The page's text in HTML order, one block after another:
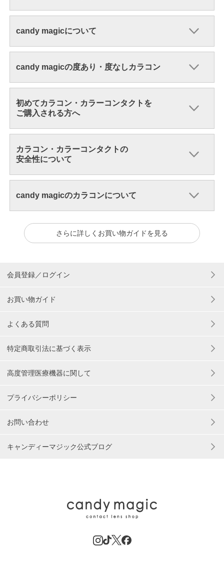
candy magicについて
candy magicの度あり・度なしカラコン
初めてカラコン・カラーコンタクトを
ご購入される方へ
カラコン・カラーコンタクトの
安全性について
candy magicのカラコンについて
さらに詳しくお買い物ガイドを見る
会員登録／ログイン
お買い物ガイド
よくある質問
特定商取引法に基づく表示
高度管理医療機器に関して
プライバシーポリシー
お問い合わせ
キャンディーマジック公式ブログ